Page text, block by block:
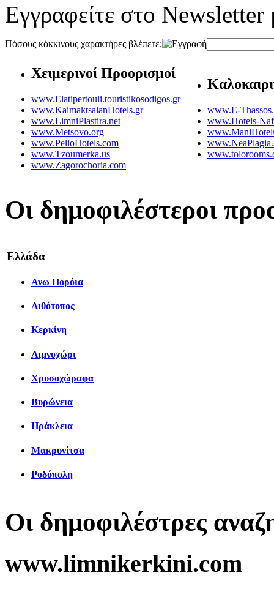
Εγγραφείτε στο Newsletter
Πόσους κόκκινους χαρακτήρες βλέπετε;
Χειμερινοί Προορισμοί
www.Elatipertouli.touristikosodigos.gr
www.KaimaktsalanHotels.gr
www.LimniPlastira.net
www.Metsovo.org
www.PelioHotels.com
www.Tzoumerka.us
www.Zagorochoria.com
www.E-
www.Hotels-
Οι δημοφιλέστεροι
Ελλάδα
Ανω Πορόια
Λιθότοπος
Κερκίνη
Λιμνοχώρι
Χρυσοχώραφα
Βυρώνεια
Ηράκλεια
Μακρυνίτσα
Ροδόπολη
Οι δημοφιλέστρες
www.limnikerkini.com